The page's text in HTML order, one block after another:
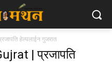
हेल्पलाईन गुजरात
| प्रजापति